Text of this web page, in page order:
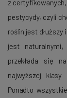
z
pestycydy, czyli
roślin jest dłuższy
jest naturalnymi,
przekłada się
najwyższej
Ponadto